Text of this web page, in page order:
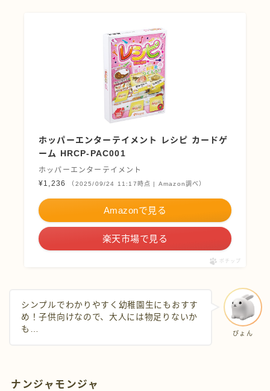
ホッパーエンターテイメント レシピ カードゲ
ーム HRCP-PAC001
ホッパーエンターテイメント
¥1,236
（2025/09/24 11:17時点 | Amazon調べ）
Amazonで見る
楽天市場で見る
ポチップ
ぴょん
シンプルでわかりやすく幼稚園生にもおすす
め！子供向けなので、大人には物足りないか
も…
ナンジャモンジャ